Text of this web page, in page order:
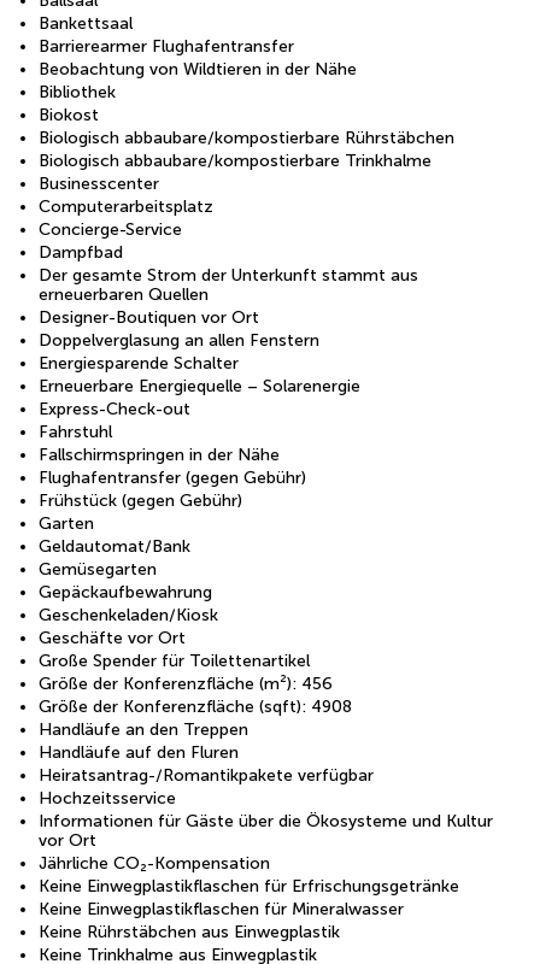
Bankettsaal
Barrierearmer Flughafentransfer
Beobachtung von Wildtieren in der Nähe
Bibliothek
Biokost
Biologisch abbaubare/kompostierbare Rührstäbchen
Biologisch abbaubare/kompostierbare Trinkhalme
Businesscenter
Computerarbeitsplatz
Concierge-Service
Dampfbad
Der gesamte Strom der Unterkunft stammt aus
erneuerbaren Quellen
Designer-Boutiquen vor Ort
Doppelverglasung an allen Fenstern
Energiesparende Schalter
Erneuerbare Energiequelle – Solarenergie
Express-Check-out
Fahrstuhl
Fallschirmspringen in der Nähe
Flughafentransfer (gegen Gebühr)
Frühstück (gegen Gebühr)
Garten
Geldautomat/Bank
Gemüsegarten
Gepäckaufbewahrung
Geschenkeladen/Kiosk
Geschäfte vor Ort
Große Spender für Toilettenartikel
Größe der Konferenzfläche (m²): 456
Größe der Konferenzfläche (sqft): 4908
Handläufe an den Treppen
Handläufe auf den Fluren
Heiratsantrag-/Romantikpakete verfügbar
Hochzeitsservice
Informationen für Gäste über die Ökosysteme und Kultur
vor Ort
Jährliche CO₂-Kompensation
Keine Einwegplastikflaschen für Erfrischungsgetränke
Keine Einwegplastikflaschen für Mineralwasser
Keine Rührstäbchen aus Einwegplastik
Keine Trinkhalme aus Einwegplastik